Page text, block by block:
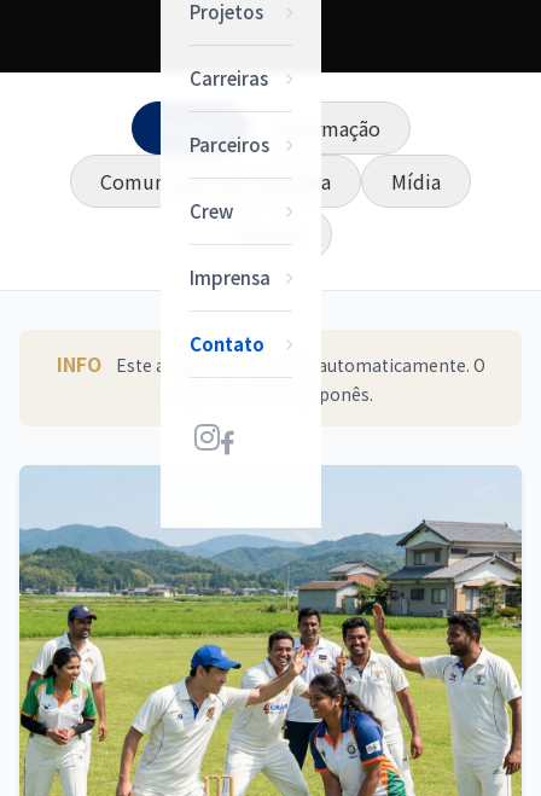
Projetos
Carreiras
Parceiros
Crew
Imprensa
Contato
Informação
Comunicado de Imprensa
Mídia
INFO
Este artigo foi traduzido automaticamente. O
original está em japonês.